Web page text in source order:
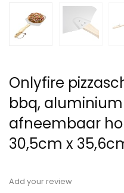
Onlyfire
bbq,
afneembaar
30,5cm x
Add your review